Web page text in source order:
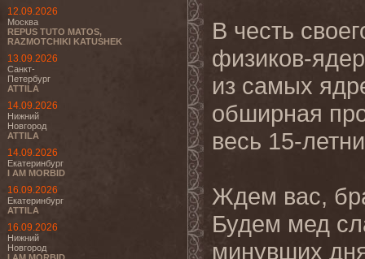
12.09.2026
Москва
REPUS TUTO MATOS,
RAZMOTCHIKI KATUSHEK
13.09.2026
Санкт-
Петербург
ATTILA
14.09.2026
Нижний
Новгород
ATTILA
14.09.2026
Екатеринбург
I AM MORBID
16.09.2026
Екатеринбург
ATTILA
16.09.2026
Нижний
Новгород
В честь
физиков-
из самых
обширная
весь 15-
Ждем вас,
Будем мед
минувших